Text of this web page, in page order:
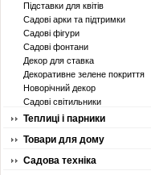
Підставки для квітів
Садові арки та підтримки
Садові фігури
Садові фонтани
Декор для ставка
Декоративне зелене покриття
Новорічний декор
Садові світильники
Теплиці і парники
Товари для дому
Садова техніка